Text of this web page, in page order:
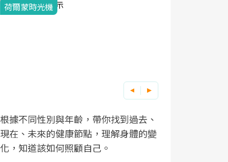
2025健檢服務大調查
因應超高齡社會來臨，良醫健康網推動
「2025年健檢服務大調查」，以倡議健
康促進為目的，深耕健康篩檢之於台灣